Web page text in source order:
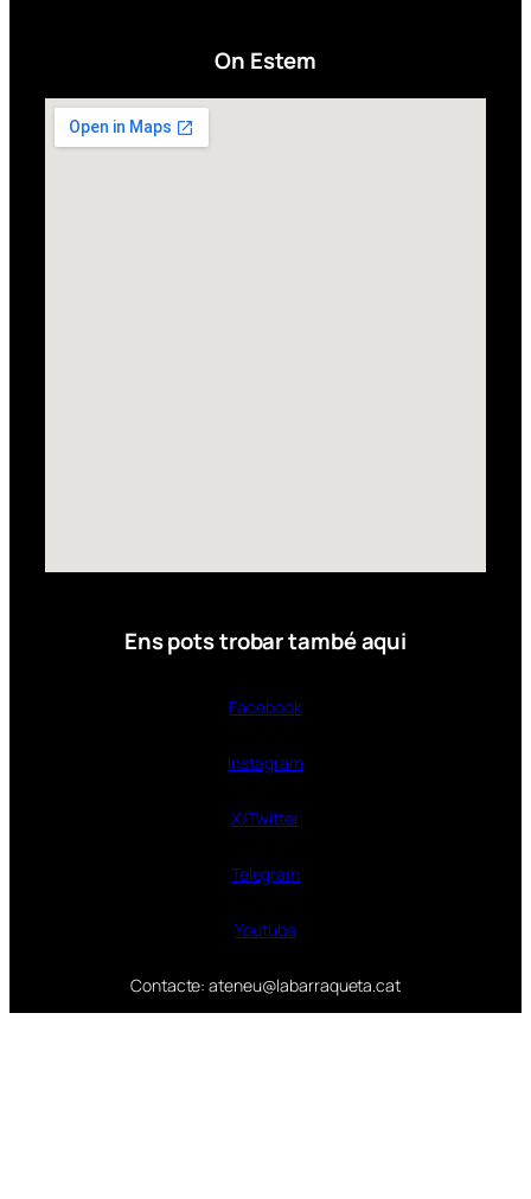
On Estem
Ens pots trobar també aqui
Facebook
Instagram
X/Twitter
Telegram
Youtube
Contacte: ateneu@labarraqueta.cat